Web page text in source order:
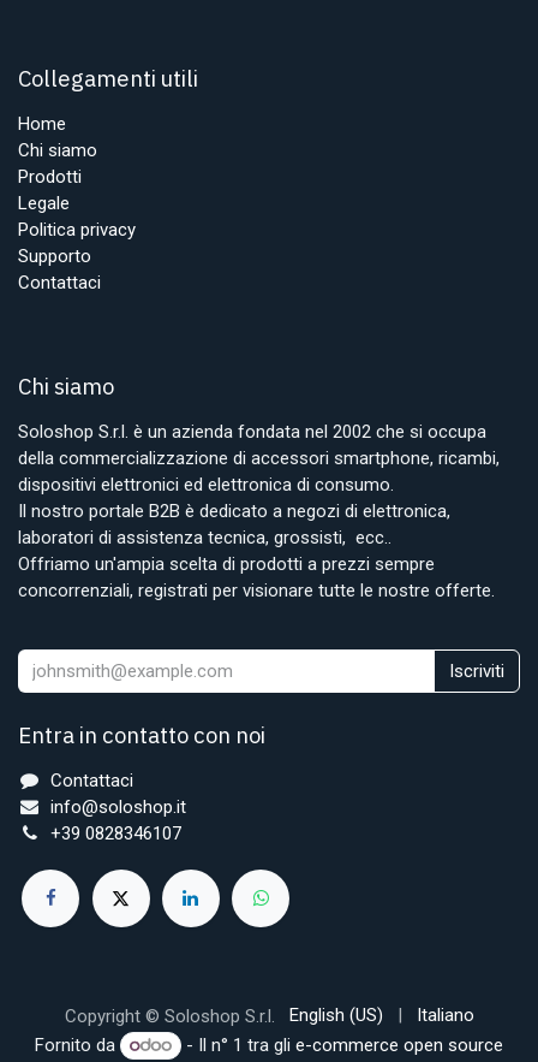
Collegamenti utili
Home
Chi siamo
Prodotti
Legale
Politica privacy
Supporto
Contattaci
Chi siamo
Soloshop S.r.l. è un azienda fondata nel 2002 che si occupa
della commercializzazione di accessori smartphone, ricambi,
dispositivi elettronici ed elettronica di consumo.
Il nostro portale B2B è dedicato a negozi di elettronica,
laboratori di assistenza tecnica, grossisti, ecc..
Offriamo un'ampia scelta di prodotti a prezzi sempre
concorrenziali, registrati per visionare tutte le nostre offerte.
Iscriviti
Entra in contatto con noi
Contattaci
info@soloshop.it
+39 0828346107
Copyright © Soloshop S.r.l. English (US) |
Italiano
Fornito da
- Il n° 1 tra glie-commerce open source